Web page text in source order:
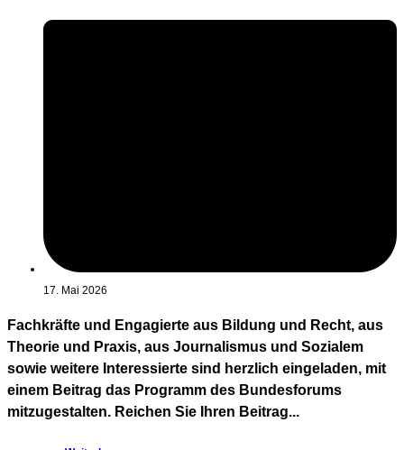
17. Mai 2026
Fachkräfte und Engagierte aus Bildung und Recht, aus
Theorie und Praxis, aus Journalismus und Sozialem
sowie weitere Interessierte sind herzlich eingeladen, mit
einem Beitrag das Programm des Bundesforums
mitzugestalten. Reichen Sie Ihren Beitrag...